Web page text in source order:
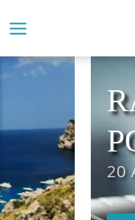
RÀDIO
20 ANYS EN